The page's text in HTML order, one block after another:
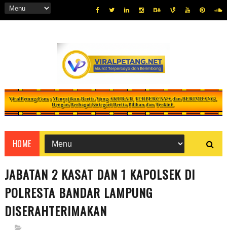
HOME
JABATAN 2 KASAT DAN 1 KAPOLSEK DI
POLRESTA BANDAR LAMPUNG
DISERAHTERIMAKAN